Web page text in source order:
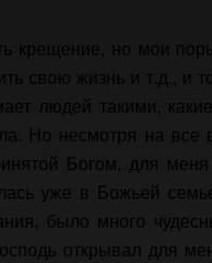
крещение, но мои
свою жизнь и т.д., и
людей такими,
Но несмотря на все
Богом, для
уже в Божьей
было много
открывал для